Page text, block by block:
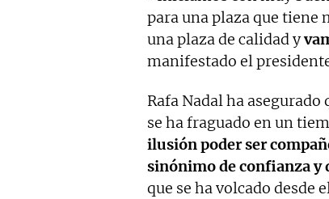
para una plaza que tiene
una plaza de calidad y
manifestado el
Rafa Nadal ha
se ha fraguado en un
ilusión poder ser
sinónimo de confianza y
que se ha volcado desde